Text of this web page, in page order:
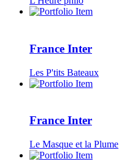
France Inter
Les P'tits Bateaux
France Inter
Le Masque et la Plume